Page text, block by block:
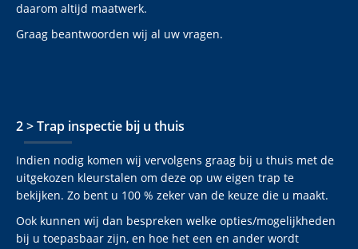
daarom altijd maatwerk.
Graag beantwoorden wij al uw vragen.
2 > Trap inspectie bij u thuis
Indien nodig komen wij vervolgens graag bij u thuis met de
uitgekozen kleurstalen om deze op uw eigen trap te
bekijken. Zo bent u 100 % zeker van de keuze die u maakt.
Ook kunnen wij dan bespreken welke opties/mogelijkheden
bij u toepasbaar zijn, en hoe het een en ander wordt